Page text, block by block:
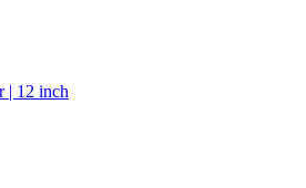
| 12 inch